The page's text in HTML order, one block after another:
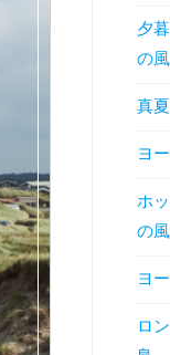
夕
の
真
ヨ
ホ
の
ヨ
ロ